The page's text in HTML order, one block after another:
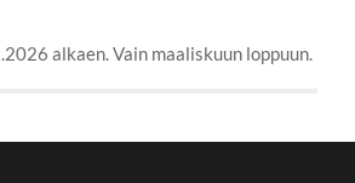
alkaen. Vain maaliskuun loppuun.